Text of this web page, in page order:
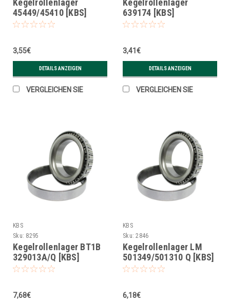
Kegelrollenlager
45449/45410 [KBS]
3,55€
DETAILS ANZEIGEN
VERGLEICHEN SIE
Kegelrollenlager
639174 [KBS]
3,41€
DETAILS ANZEIGEN
VERGLEICHEN SIE
KBS
Sku: 8295
Kegelrollenlager BT1B
329013A/Q [KBS]
7,68€
KBS
Sku: 2846
Kegelrollenlager LM
501349/501310 Q [KBS]
6,18€